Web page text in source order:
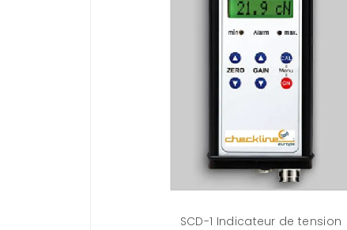
SCD-1 Indicateur de tension